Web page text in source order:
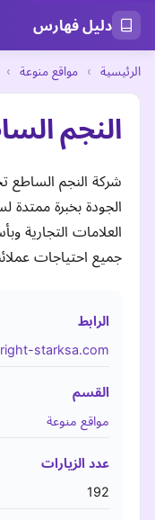
دليل فهارس
الرئيسية › مواقع منوعة ›
النجم
شركة النجم الساطع
الجودة بخبرة ممتدة
العلامات التجارية
جميع احتياجات
الرابط
starksa.com
القسم
مواقع منوعة
عدد الزيارات
192